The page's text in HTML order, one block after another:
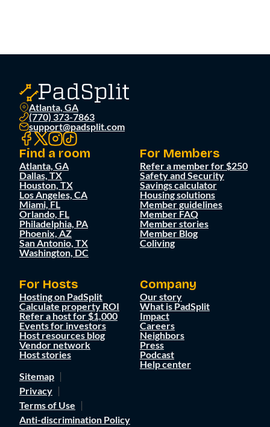
Atlanta, GA
(770) 373-7863
support@padsplit.com
Find a room
Atlanta, GA
Dallas, TX
Houston, TX
Los Angeles, CA
Miami, FL
Orlando, FL
Philadelphia, PA
Phoenix, AZ
San Antonio, TX
Washington, DC
For Members
Refer a member for $250
Safety and Security
Savings calculator
Housing solutions
Member guidelines
Member FAQ
Member stories
Member Blog
Coliving
For Hosts
Hosting on PadSplit
Calculate property ROI
Refer a host for $1,000
Events for investors
Host resources blog
Vendor network
Host stories
Company
Our story
What is PadSplit
Impact
Careers
Neighbors
Press
Podcast
Help center
Sitemap
Privacy
Terms of Use
Anti-discrimination Policy